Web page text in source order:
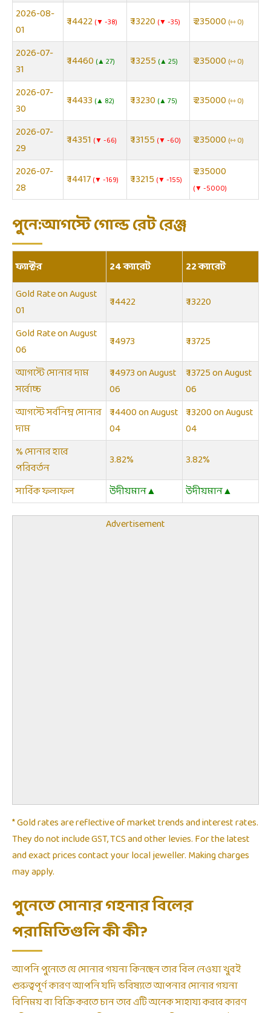
2026-08-
01
₹ 14422 ▼ -38 ₹ 13220 ▼ -35 ₹ 235000 ⇿ 0
2026-07-
31
₹ 14460 ▲ 27 ₹ 13255 ▲ 25 ₹ 235000 ⇿ 0
2026-07-
30
₹ 14433 ▲ 82 ₹ 13230 ▲ 75 ₹ 235000 ⇿ 0
2026-07-
29
₹ 14351 ▼ -66 ₹ 13155 ▼ -60 ₹ 235000 ⇿ 0
2026-07-
28
₹ 14417 ▼ -169 ₹ 13215 ▼ -155
₹ 235000
▼ -5000
পুনে:আগস্টে গোল্ড রেট রেঞ্জ
ফ্যাক্টর 24 ক্যারেট
22 ক্যারেট
Gold Rate on August
01
₹ 14422
₹ 13220
Gold Rate on August
06
₹ 14973
₹ 13725
আগস্টে সোনার দাম
সর্বোচ্চ
₹ 14973 on August
06
₹ 13725 on August
06
আগস্টে সর্বনিম্ন সোনার
দাম
₹ 14400 on August
04
₹ 13200 on August
04
% সোনার হারে
পরিবর্তন
3.82%
3.82%
সার্বিক ফলাফল
উদীয়মান▲
উদীয়মান▲
Advertisement
* Gold rates are reflective of market trends and interest rates.
They do not include GST, TCS and other levies. For the latest
and exact prices contact your local jeweller. Making charges
may apply.
পুনেতে সোনার গহনার বিলের
পরামিতিগুলি কী কী?
আপনি পুনেতে যে সোনার গয়না কিনছেন তার বিল নেওয়া খুবই
গুরুত্বপূর্ণ কারণ আপনি যদি ভবিষ্যতে আপনার সোনার গয়না
বিনিময় বা বিক্রি করতে চান তবে এটি অনেক সাহায্য করবে কারণ